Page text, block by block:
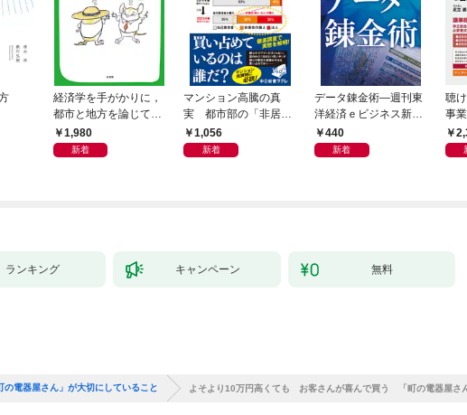
経済学を手がかりに，
都市と地方を論じてみ
よう1,980
新着
マンション高騰の真
実 都市部の「非居住
化」が街を壊す
1,056
新着
データ錬金術―週刊東
洋経済ｅビジネス新書
Ｎo.493
440
新着
聴
事
版
株
ランキング キャンペーン 無料
電器屋さん」が大切にしていること よそより10万円高くても お客さんが喜んで買う 「町の電器屋さ